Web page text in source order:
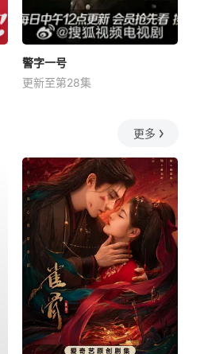
警字一号
更新至第28集
更多